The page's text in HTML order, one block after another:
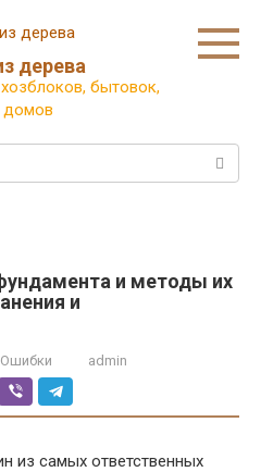
дерева
бытовок,
домов
и методы их
и
Ошибки admin
из самых ответственных